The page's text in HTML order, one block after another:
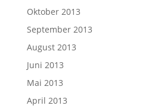
Oktober 2013
September 2013
August 2013
Juni 2013
Mai 2013
April 2013